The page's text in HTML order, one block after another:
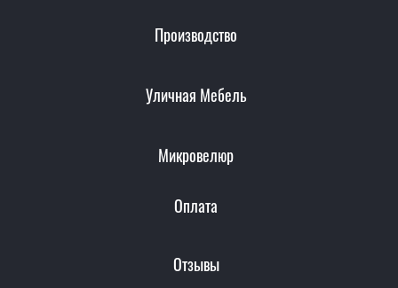
Производство
Уличная Мебель
Микровелюр
Оплата
Отзывы